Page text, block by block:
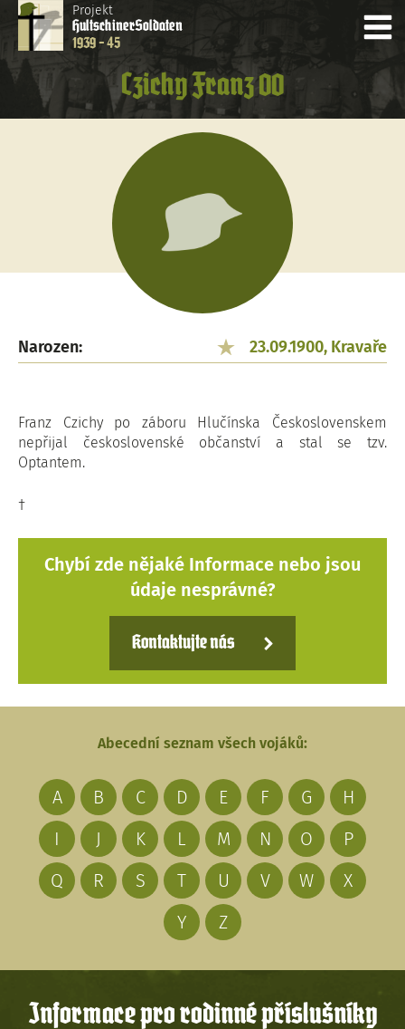
Projekt
HultschinerSoldaten
1939 - 45
Czichy Franz 00
Narozen: 23.09.1900, Kravaře
Franz Czichy po záboru Hlučínska Československem
nepřijal československé občanství a stal se tzv.
Optantem.
†
Chybí zde nějaké Informace nebo jsou
údaje nesprávné?
Kontaktujte nás
Abecední seznam všech vojáků:
A B C D E F G
H
I
J K L M N O
P
Q
R S T U V W
X
Y
Z
Informace pro rodinné příslušníky